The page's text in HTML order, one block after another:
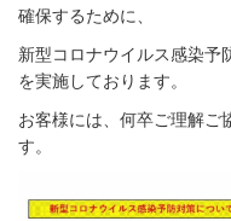
確保するために、
新型コロナウイルス感染予
を実施しております。
お客様には、何卒ご理解ご
す。